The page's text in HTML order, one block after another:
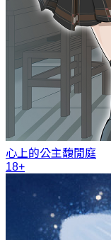
心上的公主馥閒庭
18+